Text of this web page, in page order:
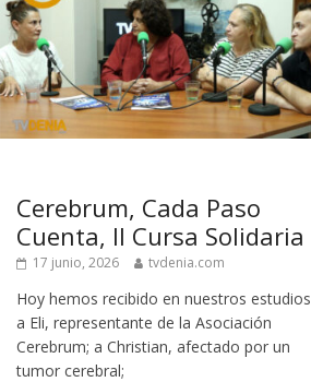
Cerebrum, Cada Paso
Cuenta, II Cursa Solidaria
17 junio, 2026 tvdenia.com
Hoy hemos recibido en nuestros estudios
a Eli, representante de la Asociación
Cerebrum; a Christian, afectado por un
tumor cerebral;